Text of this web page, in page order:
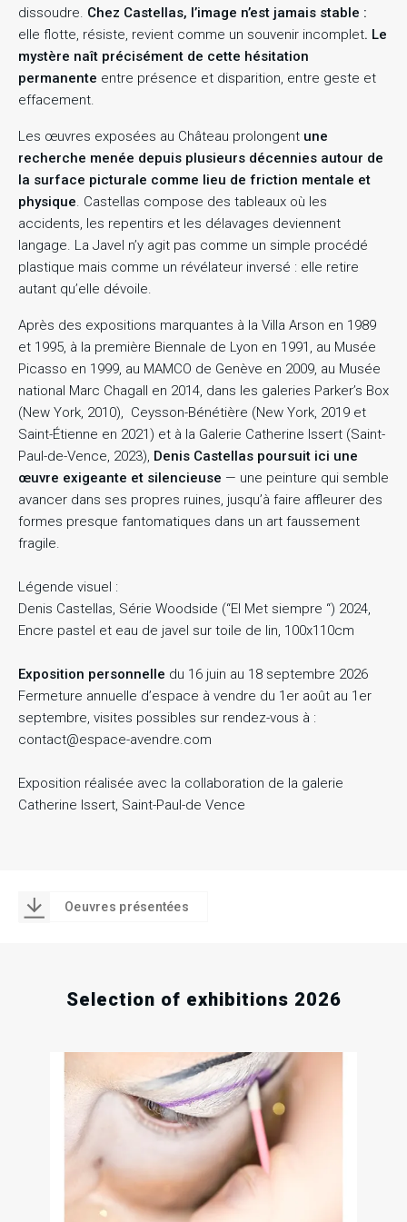
dissoudre. Chez Castellas, l’image n’est jamais stable :
elle flotte, résiste, revient comme un souvenir incomplet. Le
mystère naît précisément de cette hésitation
permanente entre présence et disparition, entre geste et
effacement.
Les œuvres exposées au Château prolongent une
recherche menée depuis plusieurs décennies autour de
la surface picturale comme lieu de friction mentale et
physique. Castellas compose des tableaux où les
accidents, les repentirs et les délavages deviennent
langage. La Javel n’y agit pas comme un simple procédé
plastique mais comme un révélateur inversé : elle retire
autant qu’elle dévoile.
Après des expositions marquantes à la Villa Arson en 1989
et 1995, à la première Biennale de Lyon en 1991, au Musée
Picasso en 1999, au MAMCO de Genève en 2009, au Musée
national Marc Chagall en 2014, dans les galeries Parker’s Box
(New York, 2010), Ceysson-Bénétière (New York, 2019 et
Saint-Étienne en 2021) et à la Galerie Catherine Issert (Saint-
Paul-de-Vence, 2023), Denis Castellas poursuit ici une
œuvre exigeante et silencieuse — une peinture qui semble
avancer dans ses propres ruines, jusqu’à faire affleurer des
formes presque fantomatiques dans un art faussement
fragile.
Légende visuel :
Denis Castellas, Série Woodside (“El Met siempre “) 2024,
Encre pastel et eau de javel sur toile de lin, 100x110cm
Exposition personnelle du 16 juin au 18 septembre 2026
Fermeture annuelle d’espace à vendre du 1er août au 1er
septembre, visites possibles sur rendez-vous à :
contact@espace-avendre.com
Exposition réalisée avec la collaboration de la galerie
Catherine Issert, Saint-Paul-de Vence
Oeuvres présentées
Selection of exhibitions 2026
...